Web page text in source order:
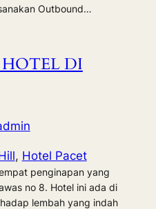
Outbound…
DI
, Hotel Pacet
penginapan yang
no 8. Hotel ini ada di
lembah yang indah